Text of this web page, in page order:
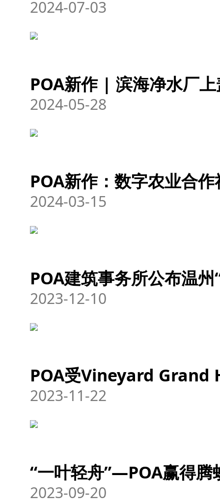
2024-07-03
POA新作 | 滨海净水厂
2024-05-28
POA新作：数字农业合
2024-03-15
POA建筑事务所公布温
2023-12-10
POA受Vineyard Grand
2023-11-22
“一叶轻舟”—POA赢得腾
2023-09-20